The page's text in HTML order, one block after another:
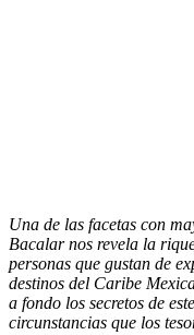
Una de las facetas con
Bacalar nos revela la
personas que gustan de
destinos del Caribe
a fondo los secretos de
circunstancias que los